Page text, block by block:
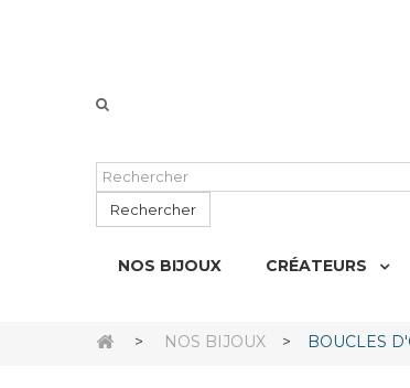
Rechercher
NOS BIJOUX CRÉATEURS
> NOS BIJOUX > BOUCLES